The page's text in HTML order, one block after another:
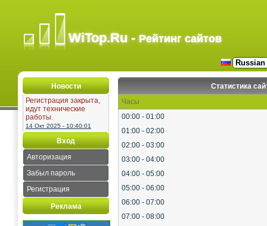
WiTop.Ru -Рейтинг сайтов
Новости
Регистрация закрыта,
идут технические
работы.
14 Окт 2025 - 10:40:01
Вход
Авторизация
Забыл пароль
Регистрация
Реклама
Статистика
Часы
00:00 - 01:00
01:00 - 02:00
02:00 - 03:00
03:00 - 04:00
04:00 - 05:00
05:00 - 06:00
06:00 - 07:00
07:00 - 08:00